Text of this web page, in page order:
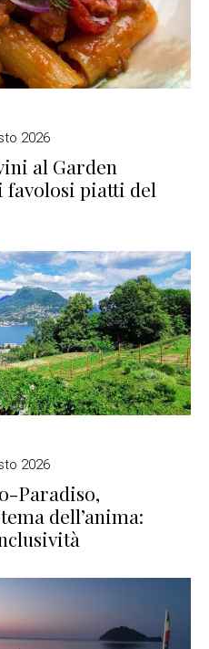
2026
al Garden
favolosi piatti del
2026
Paradiso,
dell’anima: